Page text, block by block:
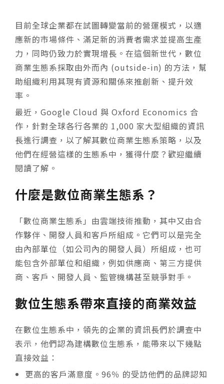
目前全球企業都在試圖轉變當前的營運模式，以適
應新的市場條件、滿足新的消費者需求並提高生產
力，同時仍致力於實現增長。在這個新世代，數位
商業生態系採取由外而內 (outside-in) 的方法，幫
助組織利用其現有資源和關係來推創新、提升效
率。
最近，Google Cloud 與 Oxford Economics 合
作，針對全球各行各業的 1,000 家大型組織的資訊
長進行調查，以了解其數位商業生態系策略，以及
他們在經營這樣的生態系中，獲得什麼？歡迎繼續
閱讀了解。
什麼是數位商業生態系？
「數位商業生態系」由雲端技術推動，其中又由合
作夥伴、開發人員和客戶所組成。它們可以是完全
由內部單位（如公司內的開發人員）所組成，也可
能包含外部單位和組織，例如供應商、第三方提供
商、客戶、開發人員、監管機構甚至競爭對手。
數位生態系帶來直接的商業效益
在數位生態系中，領先的企業的資訊長們於調查中
表示，他們認為建構數位生態系，能帶來以下幾點
直接效益：
更高的客戶滿意度。96％ 的受訪他們的品牌認知